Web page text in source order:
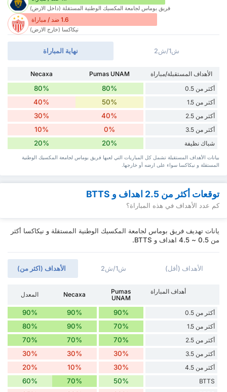
فريق بوماس لجامعة المكسيك الوطنية المستقلة (داخل الارض)
1.6 ضد / مباراة
نيكاكسا (خارج الارض)
نهاية المباراة ش1/ش2
الأهداف المستقبلة/مباراة Pumas UNAM
Necaxa
أكثر من 0.5
80%
80%
أكثر من 1.5 50%
40%
أكثر من 2.5 40%
30%
أكثر من 3.5 0%
10%
شباك نظيفة 20%
20%
بيانات الأهداف المستقبلة تشمل كل المباريات التي لعبها فريق بوماس لجامعة المكسيك الوطنية
المستقلة و نيكاكسا سواء ‏على ارضه أو خارجها.
توقعات أكثر من 2.5 اهداف و BTTS
كم عدد الأهداف في هذه المباراة؟
يانات تهديف فريق بوماس لجامعة المكسيك الوطنية المستقلة و نيكاكسا أكثر
من 0.5 ~ 4.5 اهداف و BTTS.
الأهداف (اكثر من) ش1/ش2 الأهداف (أقل)
أهداف المباراة
Pumas
UNAM
Necaxa المعدل
أكثر من 0.5 90%
90%
90%
أكثر من 1.5 70%
90%
80%
أكثر من 2.5 70%
70%
70%
أكثر من 3.5 30%
30%
30%
أكثر من 4.5 30%
10%
20%
BTTS
50%
70%
60%